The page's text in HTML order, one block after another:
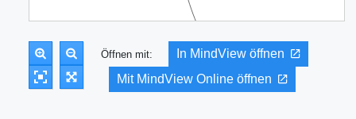
Öffnen mit:
In MindView öffnen
Mit MindView Online öffnen